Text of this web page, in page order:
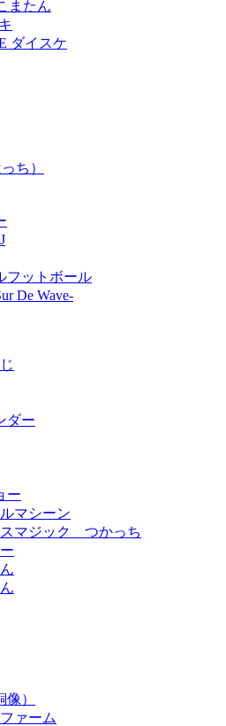
またん
ダイスケ
ち）
フットボール
De Wave-
ダー
ー
マシーン
マジック つかっち
）
ァーム